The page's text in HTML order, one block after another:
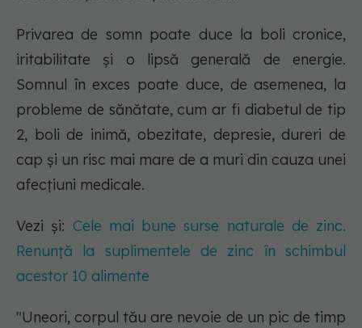
Privarea de somn poate duce la boli cronice,
iritabilitate și o lipsă generală de energie.
Somnul în exces poate duce, de asemenea, la
probleme de sănătate, cum ar fi diabetul de tip
2, boli de inimă, obezitate, depresie, dureri de
cap și un risc mai mare de a muri din cauza unei
afecțiuni medicale.
Vezi și: Cele mai bune surse naturale de zinc.
Renunță la suplimentele de zinc în schimbul
acestor 10 alimente
"Uneori, corpul tău are nevoie de un pic de timp